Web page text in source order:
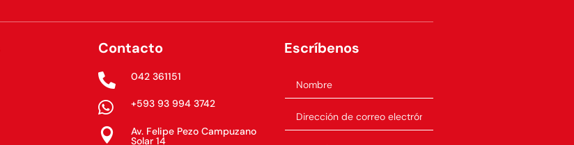
Contacto
 042 361151
 +593 93 994 3742
 Av. Felipe Pezo Campuzano
Solar 14
Escríbenos